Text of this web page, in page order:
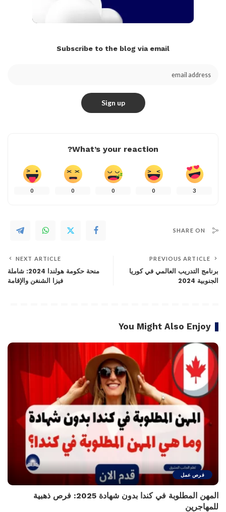
Subscribe to the blog via email
What’s your reaction?
3
0
0
0
0
SHARE ON
PREVIOUS ARTICLE
برنامج التدريب العالمي في كوريا
الجنوبية 2024
NEXT ARTICLE
منحة حكومة هولندا 2024: شاملة
فيزا الشنغن والإقامة
You Might Also Enjoy
فرص عمل
المهن المطلوبة في كندا بدون شهادة 2025: فرص ذهبية
للمهاجرين